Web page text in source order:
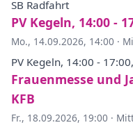
SB Radfahrt
PV Kegeln, 14:00 -
Mo., 14.09.2026, 14:00 ·
PV Kegeln, 14:00 -
Frauenmesse und
KFB
Fr., 18.09.2026, 19:00 ·